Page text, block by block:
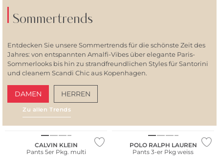
Sommertrends
Entdecken Sie unsere Sommertrends für die schönste Zeit des
Jahres: von entspannten Amalfi-Vibes über elegante Paris-
Sommerlooks bis hin zu strandfreundlichen Styles für Santorini
und cleanem Scandi Chic aus Kopenhagen.
DAMEN HERREN
Zu allen Trends
CALVIN KLEIN
Pants 5er Pkg. multi
POLO RALPH LAUREN
Pants 3-er Pkg weiss